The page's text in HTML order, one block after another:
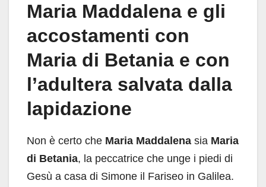
Maria Maddalena e gli
accostamenti con
Maria di Betania e con
l’adultera salvata dalla
lapidazione
Non è certo che Maria Maddalena sia Maria
di Betania, la peccatrice che unge i piedi di
Gesù a casa di Simone il Fariseo in Galilea.